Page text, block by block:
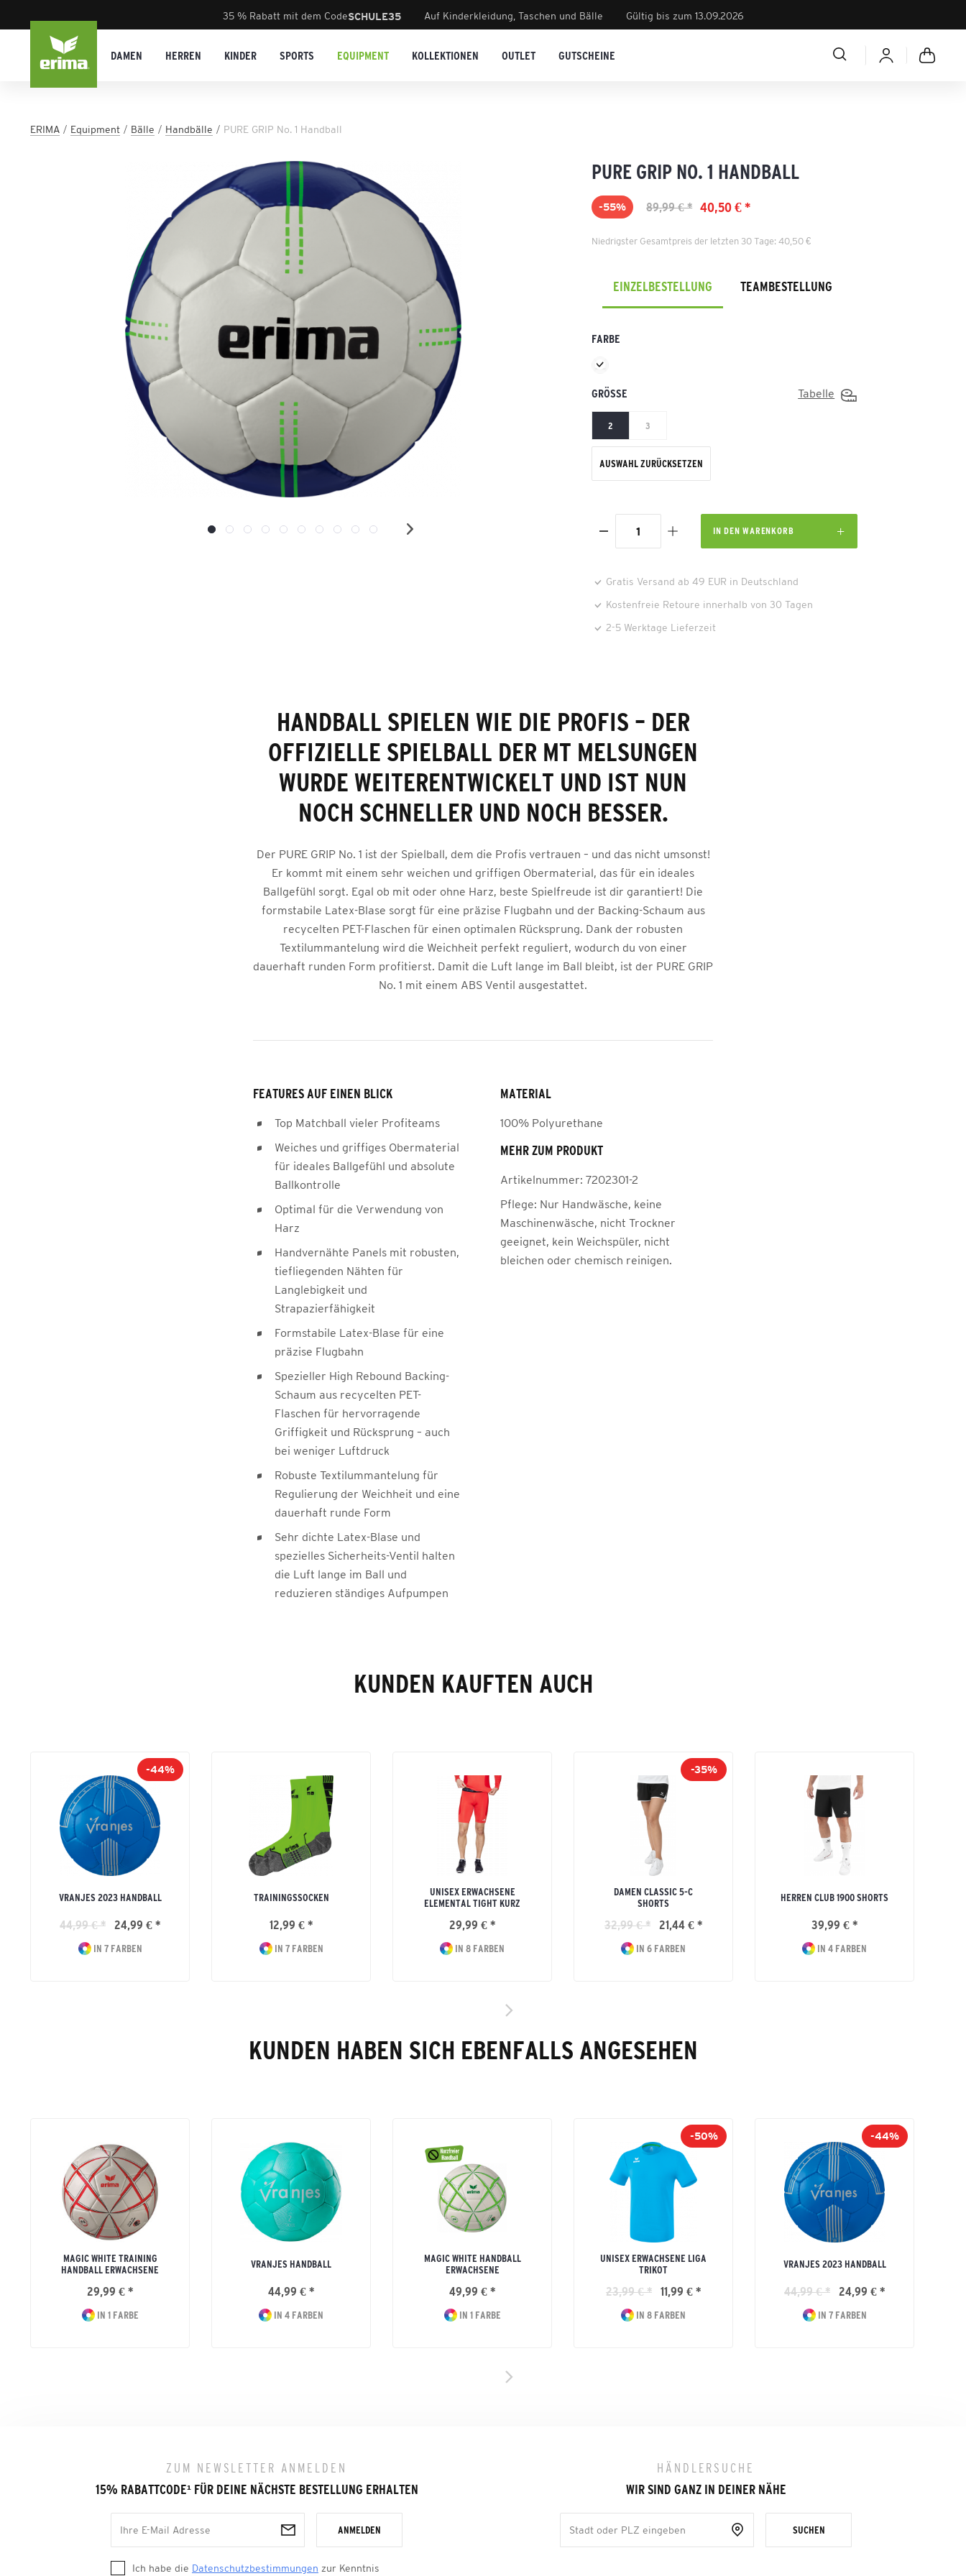
35 % Rabatt mit dem CodeSCHULE35 Auf Kinderkleidung, Taschen und Bälle Gültig bis zum 13.09.2026
DAMEN HERREN KINDER SPORTS EQUIPMENT KOLLEKTIONEN OUTLET GUTSCHEINE
ERIMA Equipment Bälle Handbälle PURE GRIP No. 1 Handball
PURE GRIP NO. 1 HANDBALL
40,50 € *
89,99 € *
-55%
Niedrigster Gesamtpreis der letzten 30 Tage: 40,50 €
EINZELBESTELLUNG TEAMBESTELLUNG
FARBE
GRÖSSE Tabelle
2 3
AUSWAHL ZURÜCKSETZEN
IN DEN WARENKORB
Gratis Versand ab 49 EUR in Deutschland
Kostenfreie Retoure innerhalb von 30 Tagen
2-5 Werktage Lieferzeit
HANDBALL SPIELEN WIE DIE PROFIS – DER
OFFIZIELLE SPIELBALL DER MT MELSUNGEN
WURDE WEITERENTWICKELT UND IST NUN
NOCH SCHNELLER UND NOCH BESSER.
Der PURE GRIP No. 1 ist der Spielball, dem die Profis vertrauen – und das nicht umsonst!
Er kommt mit einem sehr weichen und griffigen Obermaterial, das für ein ideales
Ballgefühl sorgt. Egal ob mit oder ohne Harz, beste Spielfreude ist dir garantiert! Die
formstabile Latex-Blase sorgt für eine präzise Flugbahn und der Backing-Schaum aus
recycelten PET-Flaschen für einen optimalen Rücksprung. Dank der robusten
Textilummantelung wird die Weichheit perfekt reguliert, wodurch du von einer
dauerhaft runden Form profitierst. Damit die Luft lange im Ball bleibt, ist der PURE GRIP
No. 1 mit einem ABS Ventil ausgestattet.
FEATURES AUF EINEN BLICK
Top Matchball vieler Profiteams
Weiches und griffiges Obermaterial
für ideales Ballgefühl und absolute
Ballkontrolle
Optimal für die Verwendung von
Harz
Handvernähte Panels mit robusten,
tiefliegenden Nähten für
Langlebigkeit und
Strapazierfähigkeit
Formstabile Latex-Blase für eine
präzise Flugbahn
Spezieller High Rebound Backing-
Schaum aus recycelten PET-
Flaschen für hervorragende
Griffigkeit und Rücksprung – auch
bei weniger Luftdruck
Robuste Textilummantelung für
Regulierung der Weichheit und eine
dauerhaft runde Form
Sehr dichte Latex-Blase und
spezielles Sicherheits-Ventil halten
die Luft lange im Ball und
reduzieren ständiges Aufpumpen
MATERIAL
100% Polyurethane
MEHR ZUM PRODUKT
Artikelnummer: 7202301-2
Pflege: Nur Handwäsche, keine
Maschinenwäsche, nicht Trockner
geeignet, kein Weichspüler, nicht
bleichen oder chemisch reinigen.
KUNDEN KAUFTEN AUCH
-44%
VRANJES 2023 HANDBALL
44,99 € * 24,99 € *
IN 7 FARBEN
TRAININGSSOCKEN
12,99 € *
IN 7 FARBEN
UNISEX ERWACHSENE
ELEMENTAL TIGHT KURZ
29,99 € *
IN 8 FARBEN
-35%
DAMEN CLASSIC 5-C
SHORTS
32,99 € * 21,44 € *
IN 6 FARBEN
HERREN CLUB 1900 SHORTS
39,99 € *
IN 4 FARBEN
KUNDEN HABEN SICH EBENFALLS ANGESEHEN
MAGIC WHITE TRAINING
HANDBALL ERWACHSENE
29,99 € *
IN 1 FARBE
VRANJES HANDBALL
44,99 € *
IN 4 FARBEN
MAGIC WHITE HANDBALL
ERWACHSENE
49,99 € *
IN 1 FARBE
-50%
UNISEX ERWACHSENE LIGA
TRIKOT
23,99 € * 11,99 € *
IN 8 FARBEN
-44%
VRANJES 2023 HANDBALL
44,99 € * 24,99 € *
IN 7 FARBEN
ZUM NEWSLETTER ANMELDEN
15% RABATTCODE¹FÜR DEINE NÄCHSTE BESTELLUNG ERHALTEN
ANMELDEN
Ich habe die Datenschutzbestimmungen zur Kenntnis
HÄNDLERSUCHE
WIR SIND GANZ IN DEINER NÄHE
SUCHEN